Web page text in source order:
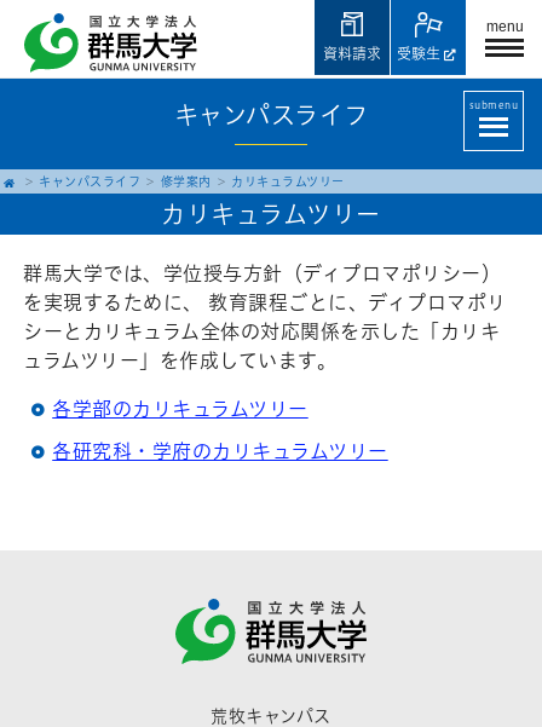
menu
受験生
資料請求
キャンパスライフ submenu
キャンパスライフ 修学案内 カリキュラムツリー
カリキュラムツリー
群馬大学では、学位授与方針（ディプロマポリシー）
を実現するために、 教育課程ごとに、ディプロマポリ
シーとカリキュラム全体の対応関係を示した「カリキ
ュラムツリー」を作成しています。
各学部のカリキュラムツリー
各研究科・学府のカリキュラムツリー
荒牧キャンパス